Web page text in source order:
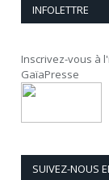
INFOLETTRE
Inscrivez-vous à
GaïaPresse
SUIVEZ-NOUS